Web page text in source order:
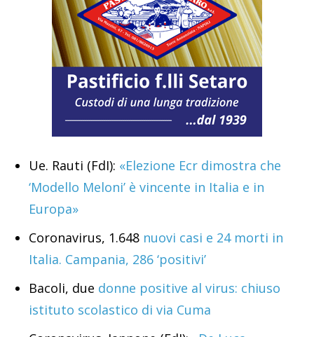
Ue. Rauti (FdI): «Elezione Ecr dimostra che
‘Modello Meloni’ è vincente in Italia e in
Europa»
Coronavirus, 1.648 nuovi casi e 24 morti in
Italia. Campania, 286 ‘positivi’
Bacoli, due donne positive al virus: chiuso
istituto scolastico di via Cuma